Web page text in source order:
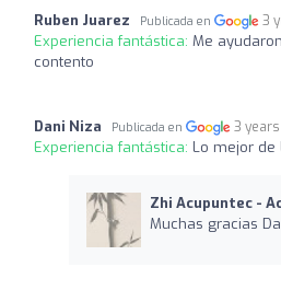
Ruben Juarez Publicada en 3
Experiencia fantástica: Me
contento
Dani Niza Publicada en 3
Experiencia fantástica: Lo mejor
Zhi Acupuntec -
Muchas gracias